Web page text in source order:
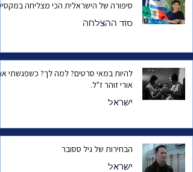
סיפורה של הישראלית הכי מצליחה
סוד ההצלחה
להיות במאי סרטים? למה לך? כשפגשתי
אורי זוהר ז"ל.
ישראל
הבחירות של גיל ססובר
ישראל